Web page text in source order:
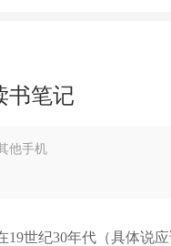
书笔记
他手机
世纪30年代（具体说